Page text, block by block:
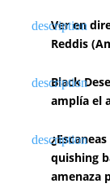
Ver en
Reddis
Black
amplía el
quishing
amenaza